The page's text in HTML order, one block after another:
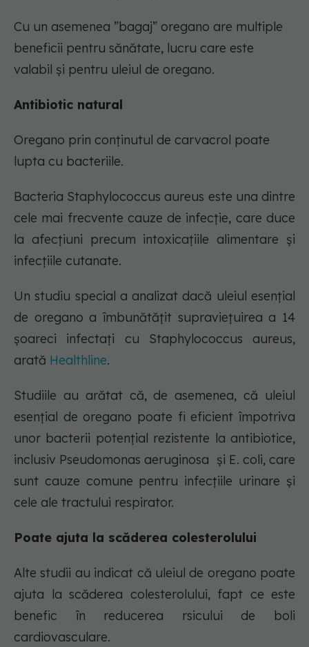
Cu un asemenea ”bagaj” oregano are multiple
beneficii pentru sănătate, lucru care este
valabil și pentru uleiul de oregano.
Antibiotic natural
Oregano prin conținutul de carvacrol poate
lupta cu bacteriile.
Bacteria Staphylococcus aureus este una dintre
cele mai frecvente cauze de infecție, care duce
la afecțiuni precum intoxicațiile alimentare și
infecțiile cutanate.
Un studiu special a analizat dacă uleiul esențial
de oregano a îmbunătățit supraviețuirea a 14
șoareci infectați cu Staphylococcus aureus,
arată Healthline.
Studiile au arătat că, de asemenea, că uleiul
esențial de oregano poate fi eficient împotriva
unor bacterii potențial rezistente la antibiotice,
inclusiv Pseudomonas aeruginosa și E. coli, care
sunt cauze comune pentru infecțiile urinare și
cele ale tractului respirator.
Poate ajuta la scăderea colesterolului
Alte studii au indicat că uleiul de oregano poate
ajuta la scăderea colesterolului, fapt ce este
benefic în reducerea rsicului de boli
cardiovasculare.